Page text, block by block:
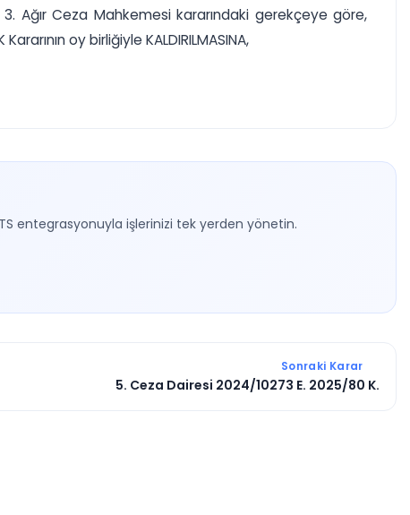
Ağır Ceza Mahkemesi kararındaki gerekçeye göre,
oy birliğiyle KALDIRILMASINA,
entegrasyonuyla işlerinizi tek yerden yönetin.
Sonraki Karar
5. Ceza Dairesi 2024/10273 E. 2025/80 K.